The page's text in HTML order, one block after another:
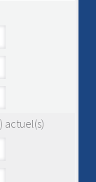
actuel(s)